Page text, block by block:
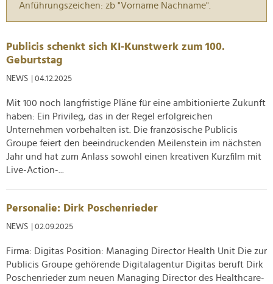
Anführungszeichen: zb "Vorname Nachname".
Publicis schenkt sich KI-Kunstwerk zum 100.
Geburtstag
NEWS | 04.12.2025
Mit 100 noch langfristige Pläne für eine ambitionierte Zukunft
haben: Ein Privileg, das in der Regel erfolgreichen
Unternehmen vorbehalten ist. Die französische Publicis
Groupe feiert den beeindruckenden Meilenstein im nächsten
Jahr und hat zum Anlass sowohl einen kreativen Kurzfilm mit
Live-Action-...
Personalie: Dirk Poschenrieder
NEWS | 02.09.2025
Firma: Digitas Position: Managing Director Health Unit Die zur
Publicis Groupe gehörende Digitalagentur Digitas beruft Dirk
Poschenrieder zum neuen Managing Director des Healthcare-